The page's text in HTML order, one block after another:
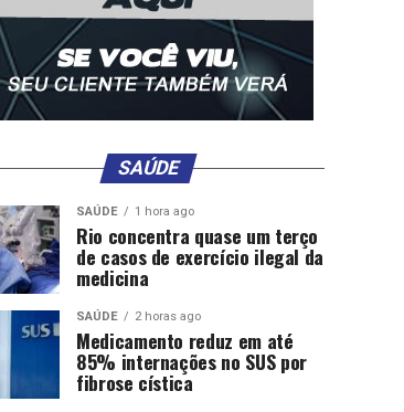
SAÚDE
SAÚDE 1 hora ago
Rio concentra quase um terço
de casos de exercício ilegal da
medicina
SAÚDE 2 horas ago
Medicamento reduz em até
85% internações no SUS por
fibrose cística